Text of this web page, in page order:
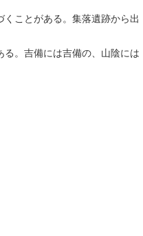
ことがある。集落遺跡から出
。吉備には吉備の、山陰には